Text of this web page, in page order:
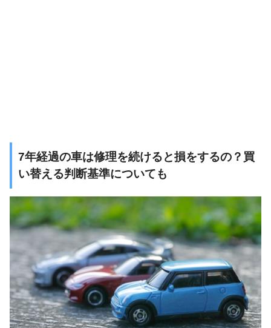
7年経過の車は修理を続けると損をするの？買
い替える判断基準についても